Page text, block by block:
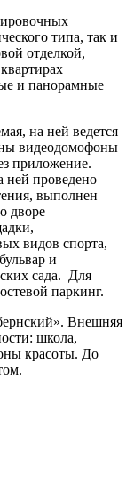
типа, так и
отделкой,
и панорамные
на ней ведется
видеодомофоны
приложение.
ней проведено
выполнен
дворе
видов спорта,
и
сада. Для
паркинг.
Внешняя
школа,
красоты. До